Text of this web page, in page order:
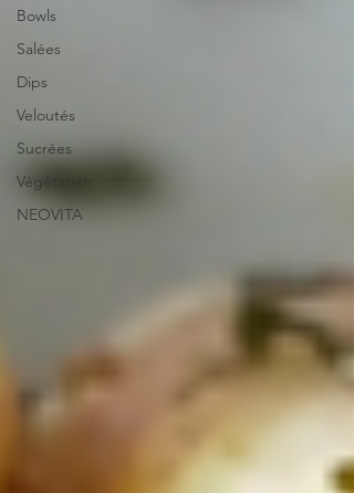
Bowls
Salées
Dips
Veloutés
Sucrées
Végétarien
NEOVITA